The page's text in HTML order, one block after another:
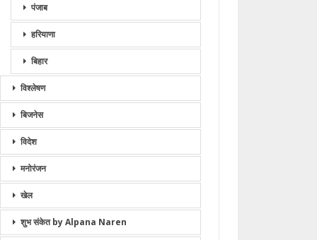
पंजाब
हरियाणा
बिहार
विश्लेषण
बिजनेस
विदेश
मनोरंजन
खेल
शुभ संकेत by Alpana Naren